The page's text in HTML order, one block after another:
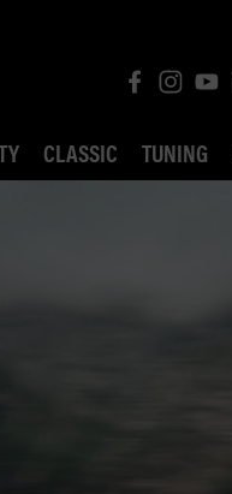
CLASSIC TUNING